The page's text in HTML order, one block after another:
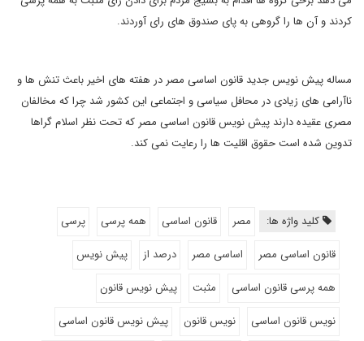
کردند و آن ها را گروهی به پای صندوق های رای آوردند.
مساله پیش نویس جدید قانون اساسی مصر در هفته های اخیر باعث تنش ها و
ناآرامی های زیادی در محافل سیاسی و اجتماعی این کشور شد چرا که مخالفان
مصری عقیده دارند پیش نویس قانون اساسی مصر که تحت نظر اسلام گراها
تدوین شده است حقوق اقلیت ها را رعایت نمی کند.
کلید واژه ها: مصر قانون اساسی همه پرسی
پرسی
قانون اساسی مصر
اساسی مصر درصد از
پیش نویس
همه پرسی قانون اساسی
مثبت
پیش نویس قانون
نویس قانون اساسی
نویس قانون
پیش نویس قانون اساسی